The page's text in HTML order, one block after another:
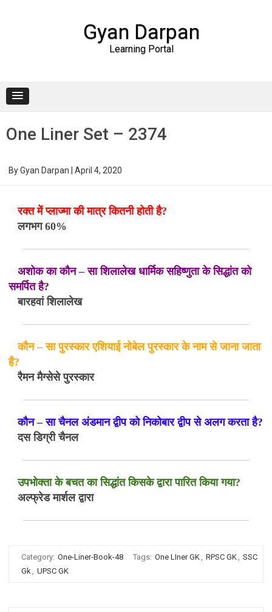
Gyan Darpan
Learning Portal
One Liner Set – 2374
ByGyan Darpan April 4, 2020
रक्त में प्लाज्मा की मात्र कितनी होती है?
लगभग 60%
अशोक का कौन – सा शिलालेख धार्मिक सहिष्णुता के सिद्धांत को
समर्पित है?
बारहवां शिलालेख
कौन – सा पुरस्कार एशियाई नोबेल पुरस्कार के नाम से जाना जाता
है?
रैमन मैग्सेसे पुरस्कार
कौन – सा चैनल अंडमान द्वीप को निकोबार द्वीप से अलग करता है?
दस डिग्री चैनल
उपभोक्ता के बचत का सिद्धांत किसके द्वारा पारित किया गया?
अल्फ्रेड मार्शल द्वारा
Category: One-Liner-Book-48 Tags: One LIner GK, RPSC GK, SSC
Gk, UPSC GK